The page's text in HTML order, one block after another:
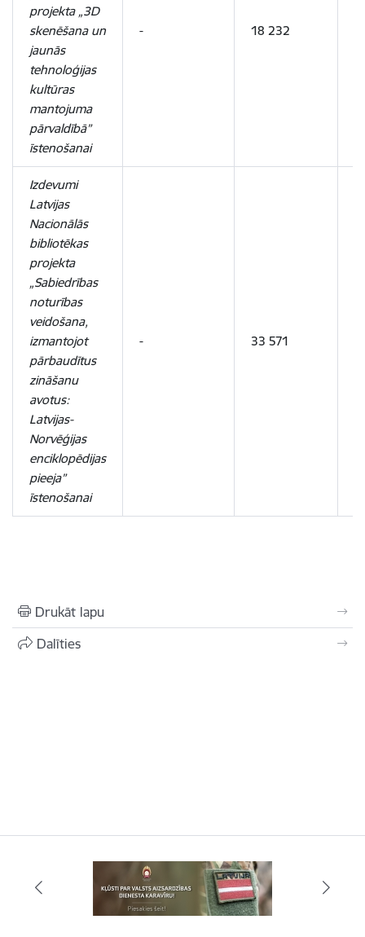
projekta „3D
skenēšana un
jaunās
tehnoloģijas
kultūras
mantojuma
pārvaldībā”
īstenošanai
- 18 232
Izdevumi
Latvijas
Nacionālās
bibliotēkas
projekta
„Sabiedrības
noturības
veidošana,
izmantojot
pārbaudītus
zināšanu
avotus:
Latvijas-
Norvēģijas
enciklopēdijas
pieeja”
īstenošanai
- 33 571
Drukāt lapu
Dalīties